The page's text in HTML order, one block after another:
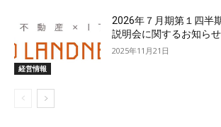
経営情報
2026年７月期第１四半
説明会に関するお知らせ
2025年11月21日